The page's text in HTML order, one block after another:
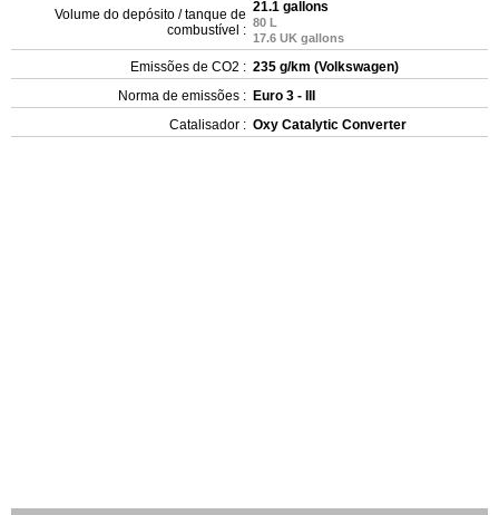
Volume do depósito / tanque de
combustível :
21.1 gallons
80 L
17.6 UK gallons
Emissões de CO2 : 235 g/km (Volkswagen)
Norma de emissões : Euro 3 - III
Catalisador : Oxy Catalytic Converter